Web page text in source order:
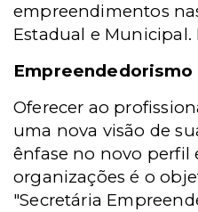
empreendimentos
Estadual e
Empreendedorismo
Oferecer ao
uma nova visão de
ênfase no novo perfil
organizações é o
"Secretária